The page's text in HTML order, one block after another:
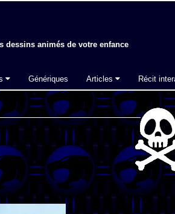
dessins animés de votre enfance
Génériques Articles Récit